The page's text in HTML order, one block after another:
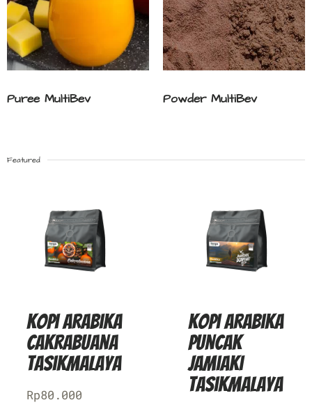
Puree MultiBev Powder MultiBev
Featured
Kopi Arabika
Cakrabuana
Tasikmalaya
Rp80.000
Kopi Arabika
Puncak
Jamiaki
Tasikmalaya